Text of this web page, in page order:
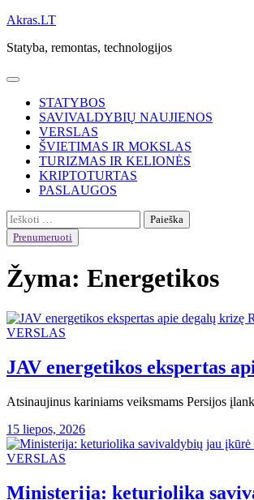
Skip
content
Akras.LT
Statyba, remontas, technologijos
STATYBOS
SAVIVALDYBIŲ NAUJIENOS
VERSLAS
ŠVIETIMAS IR MOKSLAS
TURIZMAS IR KELIONĖS
KRIPTOTURTAS
PASLAUGOS
Ieškoti:
Prenumeruoti
Žyma: Energetikos
VERSLAS
JAV energetikos ekspertas
Atsinaujinus kariniams veiksmams Persijos
15 liepos, 2026
VERSLAS
Ministerija: keturiolika